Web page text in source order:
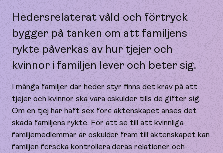
Hedersrelaterat våld och förtryck
bygger på tanken om att familjens
rykte påverkas av hur tjejer och
kvinnor i familjen lever och beter sig.
I många familjer där heder styr finns det krav på att
tjejer och kvinnor ska vara oskulder tills de gifter sig.
Om en tjej har haft sex före äktenskapet anses det
skada familjens rykte. För att se till att kvinnliga
familjemedlemmar är oskulder fram till äktenskapet kan
familjen försöka kontrollera deras relationer och